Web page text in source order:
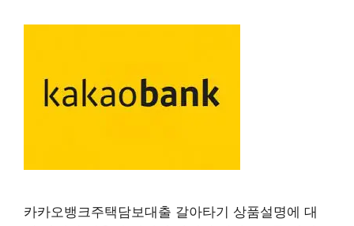
카카오뱅크주택담보대출 갈아타기 상품설명에 대